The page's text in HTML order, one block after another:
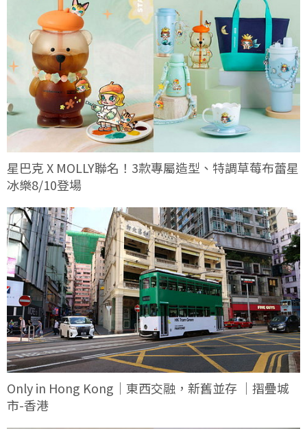
星巴克 X MOLLY聯名！3款專屬造型、特調草莓布蕾星
冰樂8/10登場
Only in Hong Kong｜東西交融，新舊並存 ｜摺疊城
市-香港